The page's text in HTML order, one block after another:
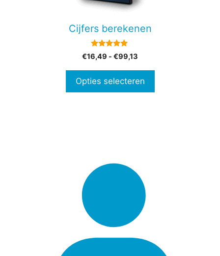
Cijfers berekenen
5.00
van 5
€16,49 - €99,13
€99,13
Opties selecteren
productpagina